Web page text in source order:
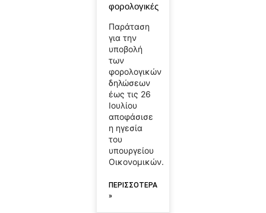
φορολογικές
Παράταση
για την
υποβολή
των
φορολογικών
δηλώσεων
έως τις 26
Ιουλίου
αποφάσισε
η ηγεσία
του
υπουργείου
Οικονομικών.
ΠΕΡΙΣΣΟΤΕΡΑ
»